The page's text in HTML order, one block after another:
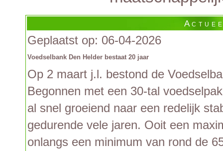
A c t u e
Geplaatst op: 06-04-2026
Voedselbank Den Helder bestaat 20 jaar
Op 2 maart j.l. bestond de
Begonnen met een 30-tal
al snel groeiend naar een redelijk
gedurende vele jaren. Ooit een
onlangs een minimum van rond de